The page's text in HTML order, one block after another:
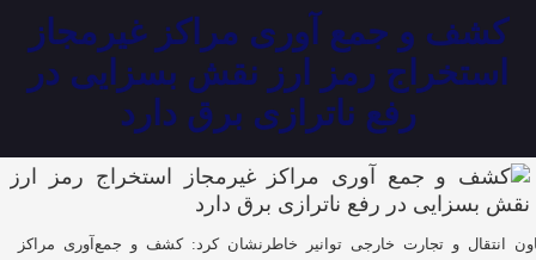
کشف و جمع آوری مراکز غیرمجاز
استخراج رمز ارز نقش بسزایی در
رفع ناترازی برق دارد
انتقال و تجارت خارجی توانیر خاطرنشان کرد: کشف و جمع‌آوری مراکز